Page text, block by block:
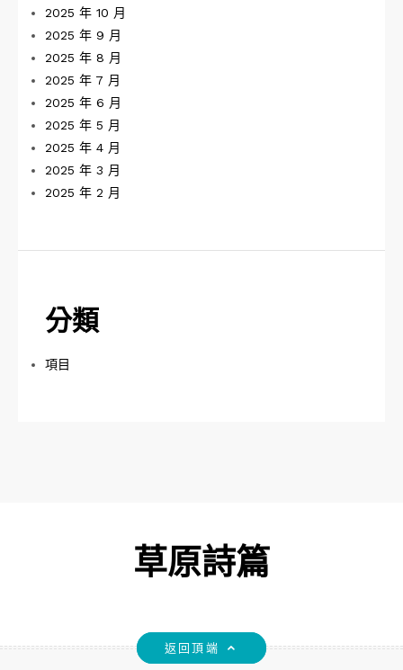
2025 年 10 月
2025 年 9 月
2025 年 8 月
2025 年 7 月
2025 年 6 月
2025 年 5 月
2025 年 4 月
2025 年 3 月
2025 年 2 月
分類
項目
草原詩篇
返回頂端